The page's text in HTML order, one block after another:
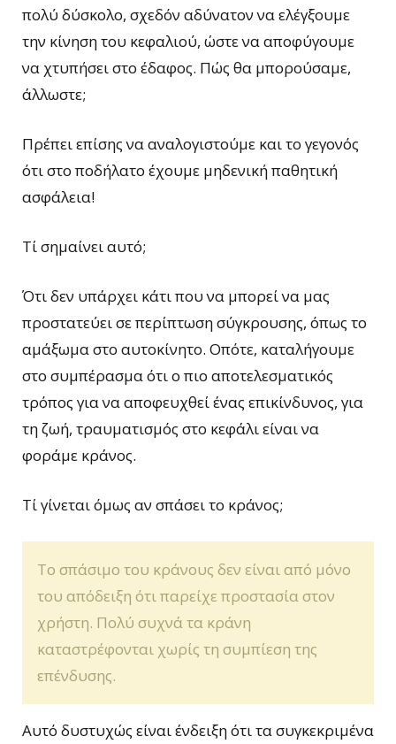
πολύ δύσκολο, σχεδόν αδύνατον να ελέγξουμε
την κίνηση του κεφαλιού, ώστε να αποφύγουμε
να χτυπήσει στο έδαφος. Πώς θα μπορούσαμε,
άλλωστε;
Πρέπει επίσης να αναλογιστούμε και το γεγονός
ότι στο ποδήλατο έχουμε μηδενική παθητική
ασφάλεια!
Τί σημαίνει αυτό;
Ότι δεν υπάρχει κάτι που να μπορεί να μας
προστατεύει σε περίπτωση σύγκρουσης, όπως το
αμάξωμα στο αυτοκίνητο. Οπότε, καταλήγουμε
στο συμπέρασμα ότι ο πιο αποτελεσματικός
τρόπος για να αποφευχθεί ένας επικίνδυνος, για
τη ζωή, τραυματισμός στο κεφάλι είναι να
φοράμε κράνος.
Τί γίνεται όμως αν σπάσει το κράνος;
Το σπάσιμο του κράνους δεν είναι από μόνο
του απόδειξη ότι παρείχε προστασία στον
χρήστη. Πολύ συχνά τα κράνη
καταστρέφονται χωρίς τη συμπίεση της
επένδυσης.
Αυτό δυστυχώς είναι ένδειξη ότι τα συγκεκριμένα